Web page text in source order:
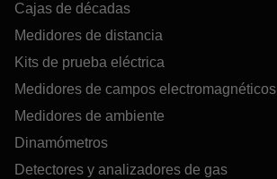
Cajas de décadas
Medidores de distancia
Kits de prueba eléctrica
Medidores de campos electromagnéticos
Medidores de ambiente
Dinamómetros
Detectores y analizadores de gas